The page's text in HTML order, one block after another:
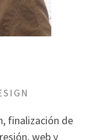
finalización de
web y